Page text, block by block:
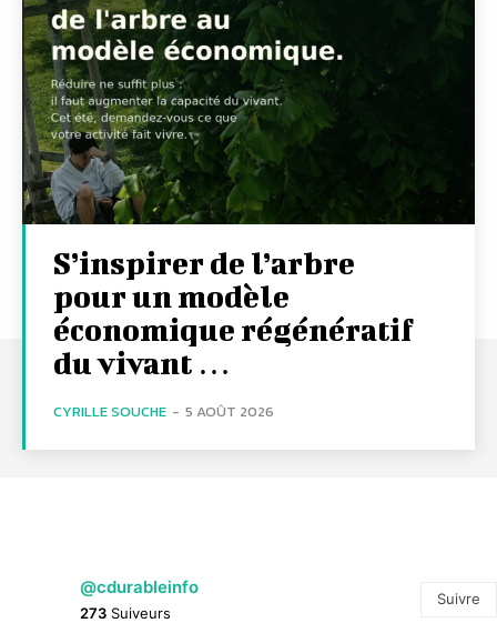
S’inspirer de l’arbre
pour un modèle
économique régénératif
du vivant …
CYRILLE SOUCHE - 5 AOÛT 2026
@cdurableinfo
273 Suiveurs
Suivre